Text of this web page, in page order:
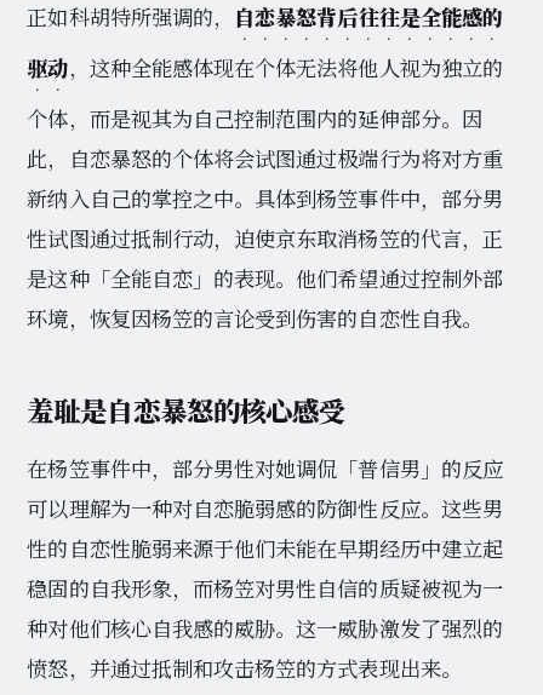
正如科胡特所强调的， 自恋暴怒背后往往是全能感的
驱动，这种全能感体现在个体无法将他人视为独立的
个体，而是视其为自己控制范围内的延伸部分。因
此，自恋暴怒的个体将会试图通过极端行为将对方重
新纳入自己的掌控之中。具体到杨笠事件中，部分男
性试图通过抵制行动，迫使京东取消杨笠的代言，正
是这种「全能自恋」的表现。他们希望通过控制外部
环境，恢复因杨笠的言论受到伤害的自恋性自我。
羞耻是自恋暴怒的核心感受
在杨笠事件中，部分男性对她调侃「普信男」的反应
可以理解为一种对自恋脆弱感的防御性反应。这些男
性的自恋性脆弱来源于他们未能在早期经历中建立起
稳固的自我形象，而杨笠对男性自信的质疑被视为一
种对他们核心自我感的威胁。这一威胁激发了强烈的
愤怒，并通过抵制和攻击杨笠的方式表现出来。